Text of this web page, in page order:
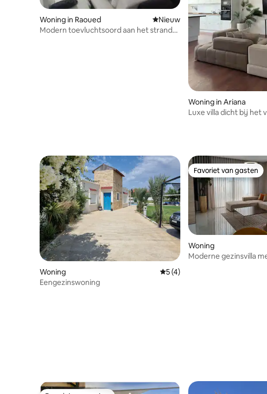
Woning in Raoued Nieuwe accommodatie
Nieuw
Modern toevluchtsoord aan het strand
Woning in Ariana
Luxe villa dicht bij het
Woning Gemiddelde beoordeling van 5
5 (4)
Eengezinswoning
Favoriet van gasten
Favoriet van gasten
Woning
Moderne gezinsvilla